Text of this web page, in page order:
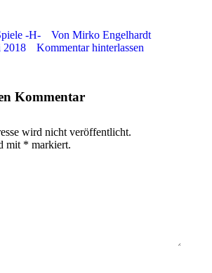
-H- Von Mirko Engelhardt
2018
Kommentar hinterlassen
Kommentar
wird nicht veröffentlicht.
mit * markiert.